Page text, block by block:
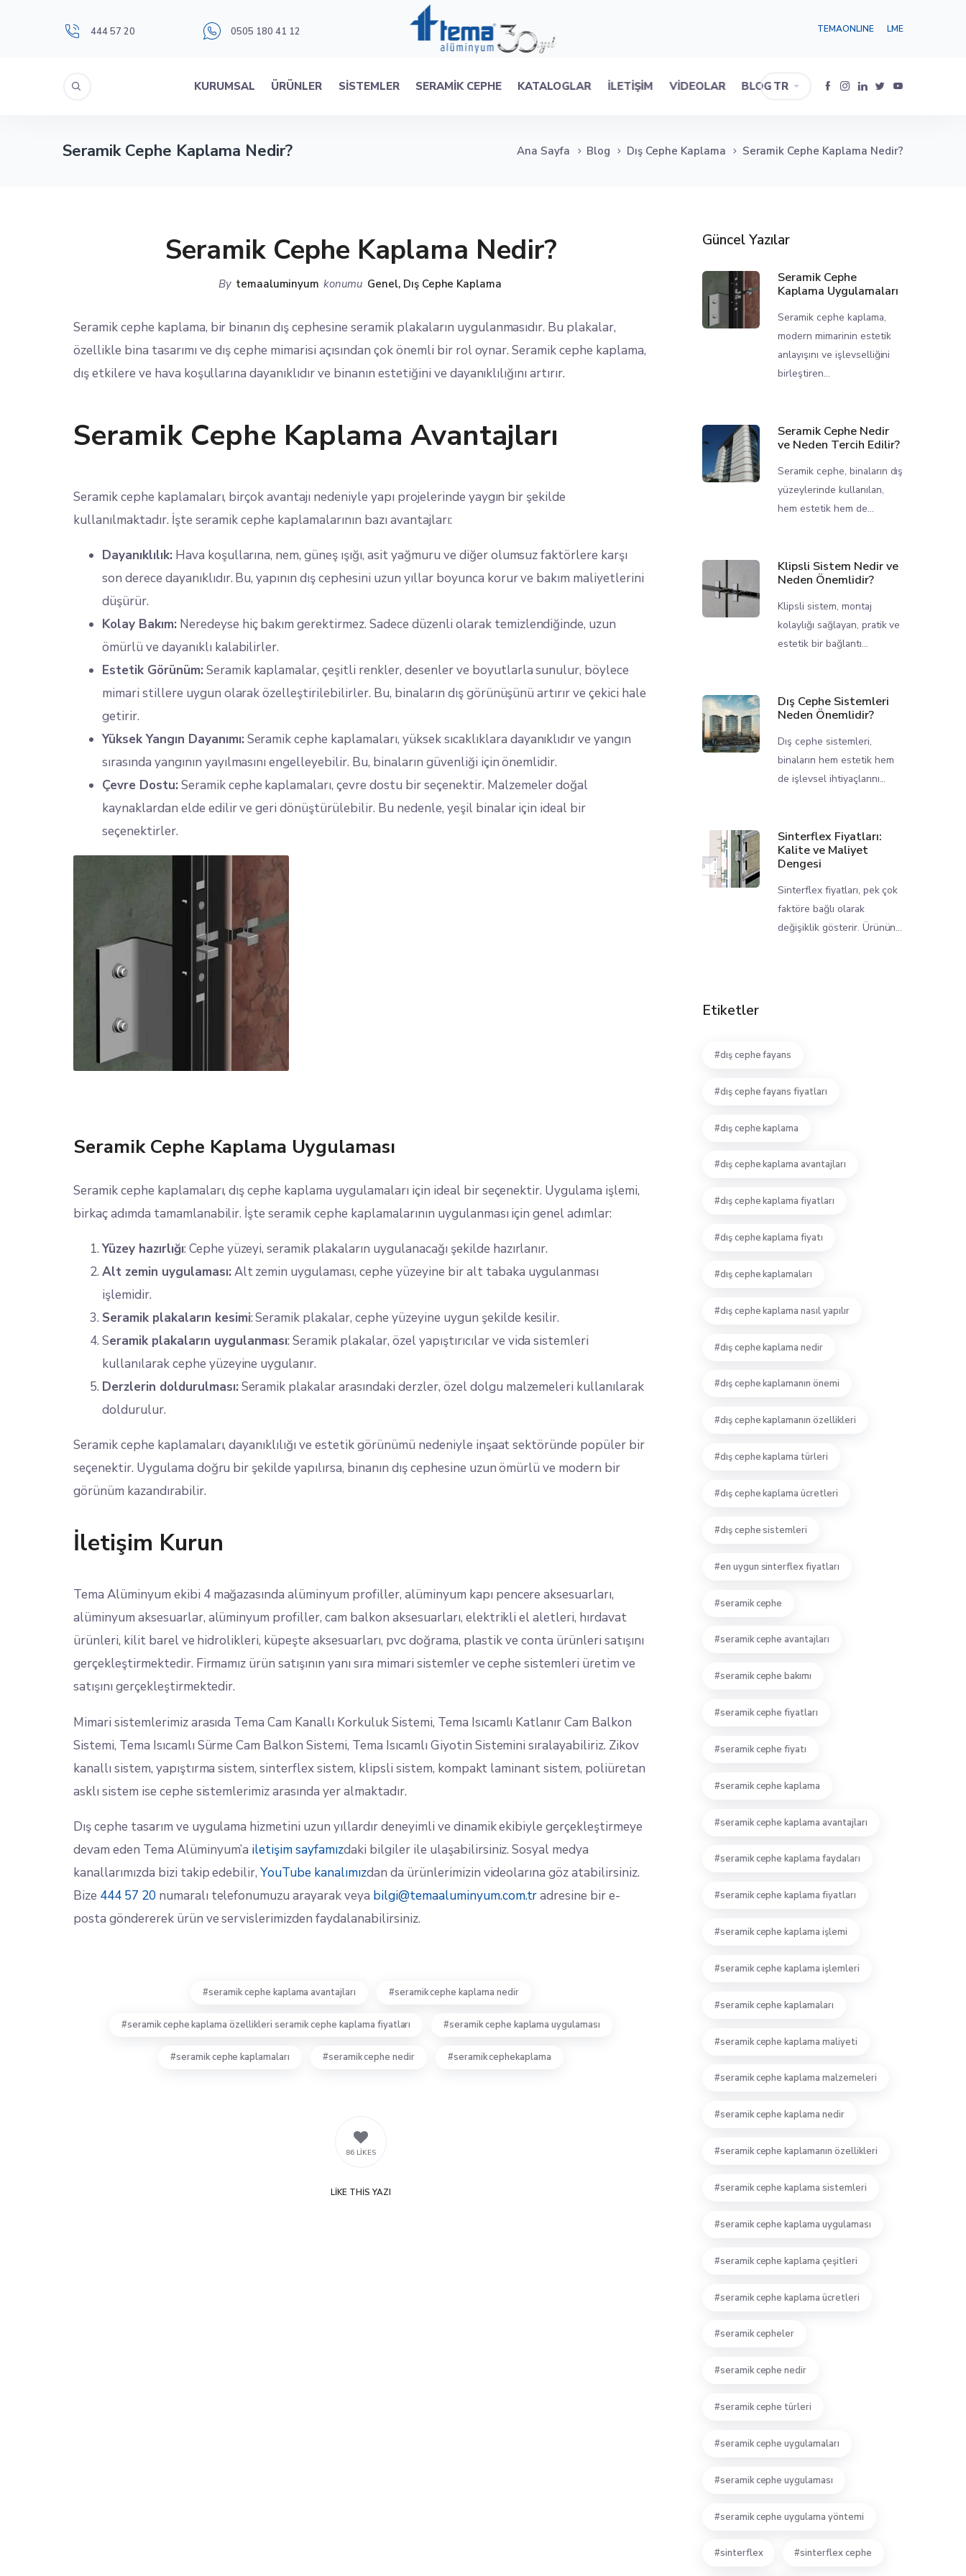
444 57 20 0505 180 41 12 TEMAONLINE LME
KURUMSAL ÜRÜNLER SISTEMLER SERAMIK CEPHE KATALOGLAR İLETIŞIM VIDEOLAR BLOG TR
Seramik Cephe Kaplama Nedir? Ana Sayfa Blog Dış Cephe Kaplama Seramik Cephe Kaplama Nedir?
Seramik Cephe Kaplama Nedir?
By temaaluminyum konumu Genel, Dış Cephe Kaplama
Seramik cephe kaplama, bir binanın dış cephesine seramik plakaların uygulanmasıdır. Bu plakalar,
özellikle bina tasarımı ve dış cephe mimarisi açısından çok önemli bir rol oynar. Seramik cephe kaplama,
dış etkilere ve hava koşullarına dayanıklıdır ve binanın estetiğini ve dayanıklılığını artırır.
Seramik Cephe Kaplama Avantajları
Seramik cephe kaplamaları, birçok avantajı nedeniyle yapı projelerinde yaygın bir şekilde
kullanılmaktadır. İşte seramik cephe kaplamalarının bazı avantajları:
Dayanıklılık:Hava koşullarına, nem, güneş ışığı, asit yağmuru ve diğer olumsuz faktörlere karşı
son derece dayanıklıdır. Bu, yapının dış cephesini uzun yıllar boyunca korur ve bakım maliyetlerini
düşürür.
Kolay Bakım:Neredeyse hiç bakım gerektirmez. Sadece düzenli olarak temizlendiğinde, uzun
ömürlü ve dayanıklı kalabilirler.
Estetik Görünüm:Seramik kaplamalar, çeşitli renkler, desenler ve boyutlarla sunulur, böylece
mimari stillere uygun olarak özelleştirilebilirler. Bu, binaların dış görünüşünü artırır ve çekici hale
getirir.
Yüksek Yangın Dayanımı:Seramik cephe kaplamaları, yüksek sıcaklıklara dayanıklıdır ve yangın
sırasında yangının yayılmasını engelleyebilir. Bu, binaların güvenliği için önemlidir.
Çevre Dostu:Seramik cephe kaplamaları, çevre dostu bir seçenektir. Malzemeler doğal
kaynaklardan elde edilir ve geri dönüştürülebilir. Bu nedenle, yeşil binalar için ideal bir
seçenektirler.
Seramik Cephe Kaplama Uygulaması
Seramik cephe kaplamaları, dış cephe kaplama uygulamaları için ideal bir seçenektir. Uygulama işlemi,
birkaç adımda tamamlanabilir. İşte seramik cephe kaplamalarının uygulanması için genel adımlar:
Yüzey hazırlığı: Cephe yüzeyi, seramik plakaların uygulanacağı şekilde hazırlanır.
Alt zemin uygulaması:Alt zemin uygulaması, cephe yüzeyine bir alt tabaka uygulanması
işlemidir.
Seramik plakaların kesimi: Seramik plakalar, cephe yüzeyine uygun şekilde kesilir.
Seramik plakaların uygulanması: Seramik plakalar, özel yapıştırıcılar ve vida sistemleri
kullanılarak cephe yüzeyine uygulanır.
Derzlerin doldurulması:Seramik plakalar arasındaki derzler, özel dolgu malzemeleri kullanılarak
doldurulur.
Seramik cephe kaplamaları, dayanıklılığı ve estetik görünümü nedeniyle inşaat sektöründe popüler bir
seçenektir. Uygulama doğru bir şekilde yapılırsa, binanın dış cephesine uzun ömürlü ve modern bir
görünüm kazandırabilir.
İletişim Kurun
Tema Alüminyum ekibi 4 mağazasında alüminyum profiller, alüminyum kapı pencere aksesuarları,
alüminyum aksesuarlar, alüminyum profiller, cam balkon aksesuarları, elektrikli el aletleri, hırdavat
ürünleri, kilit barel ve hidrolikleri, küpeşte aksesuarları, pvc doğrama, plastik ve conta ürünleri satışını
gerçekleştirmektedir. Firmamız ürün satışının yanı sıra mimari sistemler ve cephe sistemleri üretim ve
satışını gerçekleştirmektedir.
Mimari sistemlerimiz arasıda Tema Cam Kanallı Korkuluk Sistemi, Tema Isıcamlı Katlanır Cam Balkon
Sistemi, Tema Isıcamlı Sürme Cam Balkon Sistemi, Tema Isıcamlı Giyotin Sistemini sıralayabiliriz. Zikov
kanallı sistem, yapıştırma sistem, sinterflex sistem, klipsli sistem, kompakt laminant sistem, poliüretan
asklı sistem ise cephe sistemlerimiz arasında yer almaktadır.
Dış cephe tasarım ve uygulama hizmetini uzun yıllardır deneyimli ve dinamik ekibiyle gerçekleştirmeye
devam eden Tema Alüminyum’a iletişim sayfamızdaki bilgiler ile ulaşabilirsiniz. Sosyal medya
kanallarımızda bizi takip edebilir,YouTube kanalımızdan da ürünlerimizin videolarına göz atabilirsiniz.
Bize 444 57 20 numaralı telefonumuzu arayarak veya bilgi@temaaluminyum.com.tradresine bir e-
posta göndererek ürün ve servislerimizden faydalanabilirsiniz.
seramik cephe kaplama avantajları seramik cephe kaplama nedir
seramik cephe kaplama özellikleri seramik cephe kaplama fiyatları seramik cephe kaplama uygulaması
seramik cephe kaplamaları seramik cephe nedir seramik cephekaplama
86 LIKES
LIKE THIS YAZI
Güncel Yazılar
Seramik Cephe
Kaplama Uygulamaları
Seramik cephe kaplama,
modern mimarinin estetik
anlayışını ve işlevselliğini
birleştiren...
Seramik Cephe Nedir
ve Neden Tercih Edilir?
Seramik cephe, binaların dış
yüzeylerinde kullanılan,
hem estetik hem de...
Klipsli Sistem Nedir ve
Neden Önemlidir?
Klipsli sistem, montaj
kolaylığı sağlayan, pratik ve
estetik bir bağlantı...
Dış Cephe Sistemleri
Neden Önemlidir?
Dış cephe sistemleri,
binaların hem estetik hem
de işlevsel ihtiyaçlarını...
Sinterflex Fiyatları:
Kalite ve Maliyet
Dengesi
Sinterflex fiyatları, pek çok
faktöre bağlı olarak
değişiklik gösterir. Ürünün...
Etiketler
dış cephe fayans
dış cephe fayans fiyatları
dış cephe kaplama
dış cephe kaplama avantajları
dış cephe kaplama fiyatları
dış cephe kaplama fiyatı
dış cephe kaplamaları
dış cephe kaplama nasıl yapılır
dış cephe kaplama nedir
dış cephe kaplamanın önemi
dış cephe kaplamanın özellikleri
dış cephe kaplama türleri
dış cephe kaplama ücretleri
dış cephe sistemleri
en uygun sinterflex fiyatları
seramik cephe
seramik cephe avantajları
seramik cephe bakımı
seramik cephe fiyatları
seramik cephe fiyatı
seramik cephe kaplama
seramik cephe kaplama avantajları
seramik cephe kaplama faydaları
seramik cephe kaplama fiyatları
seramik cephe kaplama işlemi
seramik cephe kaplama işlemleri
seramik cephe kaplamaları
seramik cephe kaplama maliyeti
seramik cephe kaplama malzemeleri
seramik cephe kaplama nedir
seramik cephe kaplamanın özellikleri
seramik cephe kaplama sistemleri
seramik cephe kaplama uygulaması
seramik cephe kaplama çeşitleri
seramik cephe kaplama ücretleri
seramik cepheler
seramik cephe nedir
seramik cephe türleri
seramik cephe uygulamaları
seramik cephe uygulaması
seramik cephe uygulama yöntemi
sinterflex sinterflex cephe